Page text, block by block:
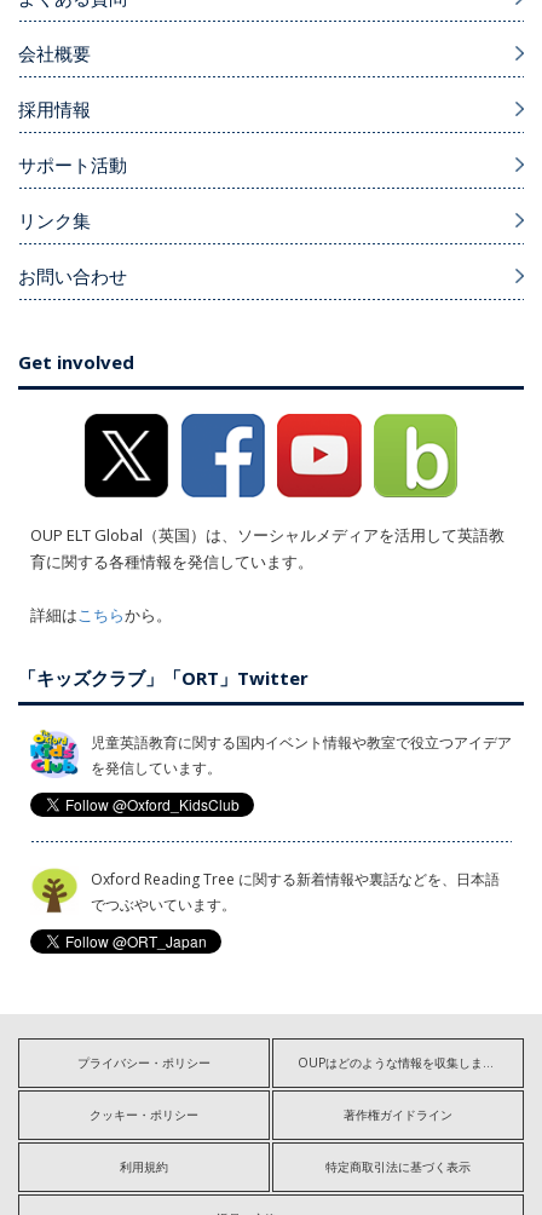
会社概要
採用情報
サポート活動
リンク集
お問い合わせ
Get involved
OUP ELT Global（英国）は、ソーシャルメディアを活用して英語教
育に関する各種情報を発信しています。
詳細はこちらから。
「キッズクラブ」「ORT」Twitter
児童英語教育に関する国内イベント情報や教室で役立つアイデア
を発信しています。
Oxford Reading Tree に関する新着情報や裏話などを、日本語
でつぶやいています。
プライバシー・ポリシー OUPはどのような情報を収集しますか?
クッキー・ポリシー 著作権ガイドライン
利用規約 特定商取引法に基づく表示